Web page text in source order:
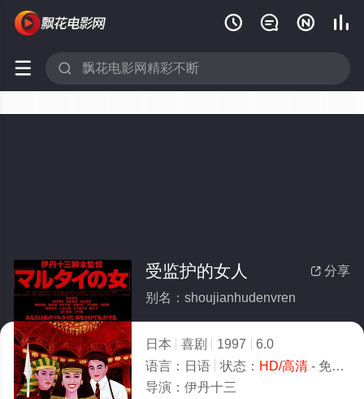
   
 
 分享
受监护的女人
别名：shoujianhudenvren
日本 喜剧 1997
6.0
语言： 日语 状态： HD/高清- 免费在线观看
导演： 伊丹十三